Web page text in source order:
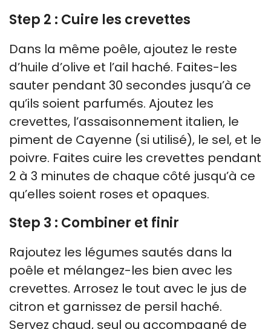
Step 2 : Cuire les crevettes
Dans la même poêle, ajoutez le reste
d’huile d’olive et l’ail haché. Faites-les
sauter pendant 30 secondes jusqu’à ce
qu’ils soient parfumés. Ajoutez les
crevettes, l’assaisonnement italien, le
piment de Cayenne (si utilisé), le sel, et le
poivre. Faites cuire les crevettes pendant
2 à 3 minutes de chaque côté jusqu’à ce
qu’elles soient roses et opaques.
Step 3 : Combiner et finir
Rajoutez les légumes sautés dans la
poêle et mélangez-les bien avec les
crevettes. Arrosez le tout avec le jus de
citron et garnissez de persil haché.
Servez chaud, seul ou accompagné de